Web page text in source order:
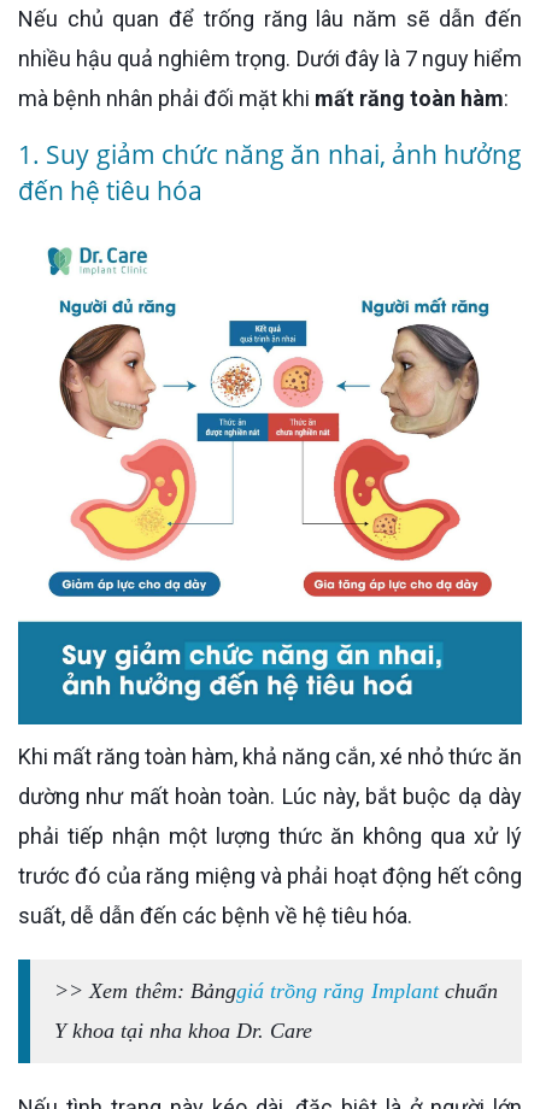
Nếu chủ quan để trống răng lâu năm sẽ dẫn đến
nhiều hậu quả nghiêm trọng. Dưới đây là 7 nguy hiểm
mà bệnh nhân phải đối mặt khi mất răng toàn hàm:
1. Suy giảm chức năng ăn nhai, ảnh hưởng
đến hệ tiêu hóa
Khi mất răng toàn hàm, khả năng cắn, xé nhỏ thức ăn
dường như mất hoàn toàn. Lúc này, bắt buộc dạ dày
phải tiếp nhận một lượng thức ăn không qua xử lý
trước đó của răng miệng và phải hoạt động hết công
suất, dễ dẫn đến các bệnh về hệ tiêu hóa.
>> Xem thêm: Bảnggiá trồng răng Implantchuẩn
Y khoa tại nha khoa Dr. Care